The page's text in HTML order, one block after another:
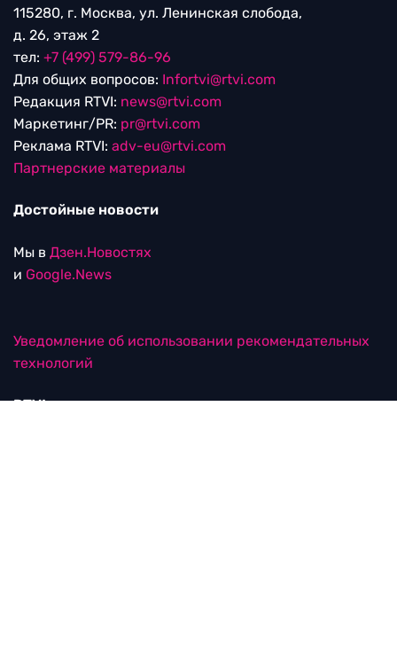
115280, г. Москва, ул. Ленинская слобода,
д. 26, этаж 2
тел: +7 (499) 579-86-96
Для общих вопросов: Infortvi@rtvi.com
Редакция RTVI: news@rtvi.com
Маркетинг/PR: pr@rtvi.com
Реклама RTVI: adv-eu@rtvi.com
Партнерские материалы
Достойные новости
Мы в Дзен.Новостях
и Google.News
Уведомление об использовании рекомендательных
технологий
RTVI в соцсетях